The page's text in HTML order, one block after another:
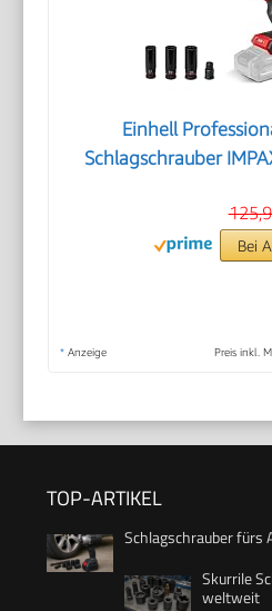
Einhell
Schlagschrauber
Bei
* Anzeige Preis inkl.
TOP-ARTIKEL
Schlagschrauber fürs
Skurrile
weltweit